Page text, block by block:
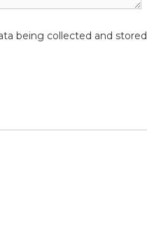
being collected and stored